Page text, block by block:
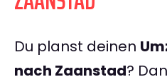
Du planst deinen
nach Zaanstad?